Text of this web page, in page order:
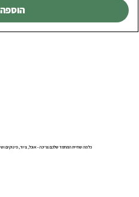
כל מה שחיית המחמד שלכם צריכה – אוכל, ציוד, פינוקים